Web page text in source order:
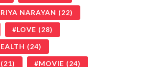
NARAYAN (22)
LOVE (28)
(24)
(21) MOVIE (24)